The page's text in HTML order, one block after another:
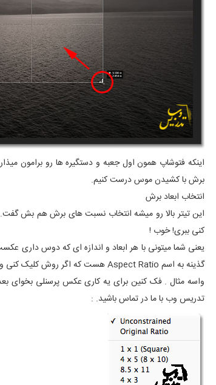
اینکه فتوشاپ همون اول جعبه و دستگیره ها رو برامون
برش با کشیدن موس درست کنیم.
انتخاب ابعاد برش
کنی ببری! خوب !
واسه مثال . فک کنین برای یه کاری عکس پرسنلی بخوای
تدریس وب با ما در تماس باشید. :